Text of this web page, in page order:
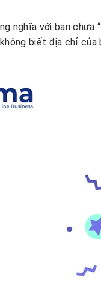
nghĩa với bạn chưa
biết địa chỉ